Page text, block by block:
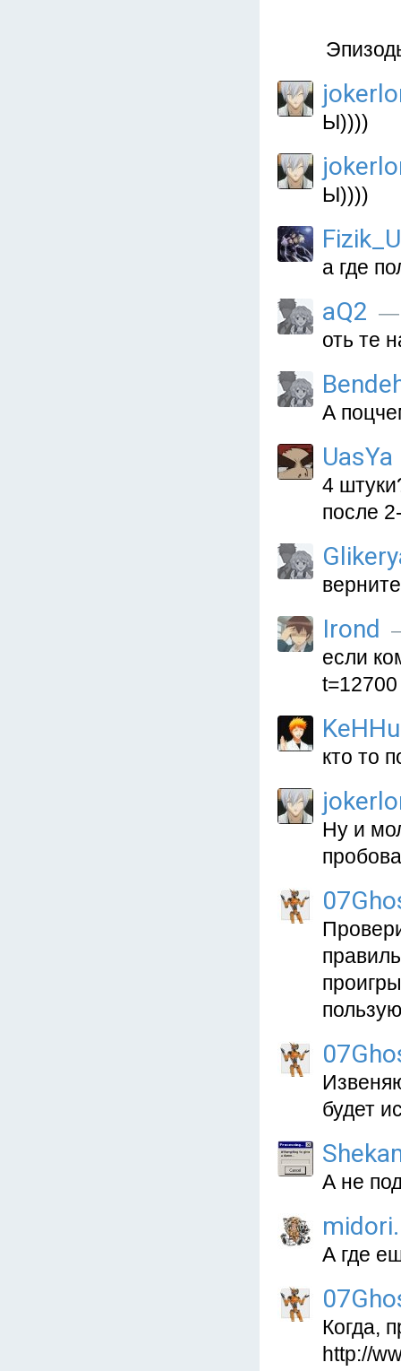
Ы))))
Ы))))
а где
aQ2 —
оть те
А
UasYa
4
после
Irond
если
KeHHu
кто то
Ну и
будет
А не
А где
Когда,
http://